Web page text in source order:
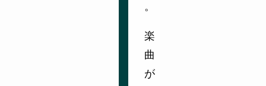
。
楽
曲
が